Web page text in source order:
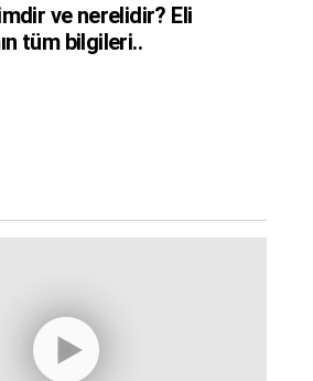
ve nerelidir? Eli
tüm bilgileri..